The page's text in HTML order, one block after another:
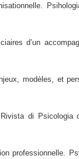
d’un
modèles, et
di Psicologia
professionnelle.